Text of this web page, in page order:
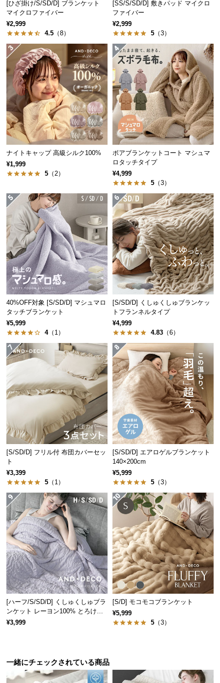
中
型
商
品
の
配
送
に
つ
い
て
小
型
商
品
配
送
に
つ
い
て
開
梱
設
置
サ
ー
ビ
ス
い
入
経
に
つ
い
て
返
品・
キ
ャ
ン
セ
ル
に
つ
い
保
[ひざ掛け/S/SD/D] ブランケット
マイクロファイバー
¥2,999
4.5 （8）
[SS/S/SD/D] 敷きパッド マイクロ
ファイバー
¥2,999
5 （3）
ナイトキャップ 高級シルク100%
¥1,999
5 （2）
ボアブランケットコート マシュマ
ロタッチタイプ
¥4,999
5 （3）
40%OFF対象 [S/SD/D] マシュマロ
タッチブランケット
¥5,999
4（1）
[S/SD/D] くしゅくしゅブランケッ
トフランネルタイプ
¥4,999
4.83 （6）
[S/SD/D] フリル付 布団カバーセッ
ト
¥3,399
5 （1）
[S/SD/D] エアロゲルブランケット
140×200cm
¥5,999
5 （3）
[ハーフ/S/SD/D] くしゅくしゅブラ
ンケット レーヨン100% とろける
肌触り
¥3,999
[S/D] モコモコブランケット
¥5,999
5 （3）
一緒にチェックされている商品